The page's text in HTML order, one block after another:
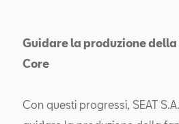
Guidare la produzione
Core
Con questi progressi, SEAT